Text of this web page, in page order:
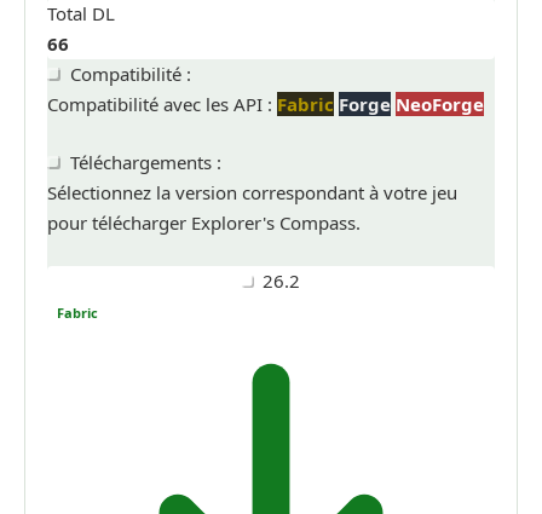
Total DL
66
Compatibilité :
Compatibilité avec les API : Fabric Forge NeoForge
Téléchargements :
Sélectionnez la version correspondant à votre jeu
pour télécharger Explorer's Compass.
26.2
Fabric